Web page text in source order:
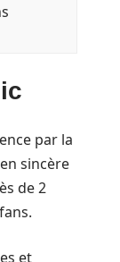
par la
sincère
de 2
et